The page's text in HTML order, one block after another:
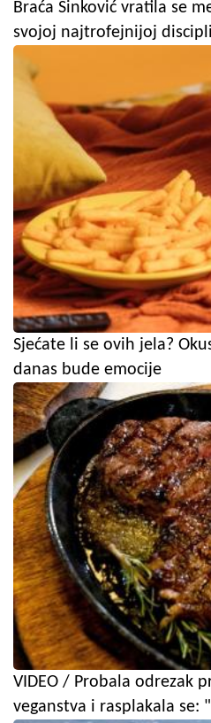
Braća Sinković vratila se
svojoj najtrofejnijoj
Sjećate li se ovih jela?
danas bude emocije
VIDEO / Probala odrezak
veganstva i rasplakala se: